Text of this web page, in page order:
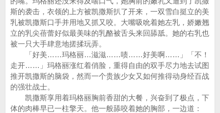
斯的袭击，衣领的上方被凯撒斯扒了开来，一双雪白挺立的美
乳被凯撒斯口手并用地又抓又咬。大嘴吸吮着她左乳，娇嫩翘
立的乳尖蓓蕾好似最美味的乳酪被舌头来回舔舐。她的右乳也
被一只大手肆意地搓揉玩弄。
「好美……玛格丽…滋滋……啧……好美啊……」「不！
走开……」玛格丽涨红着俏脸，重得自由的双手尽力地去试图
推开凯撒斯的脑袋，然而一个贵族少女又如何推得动身经百战
的强壮战士。
凯撒斯享用着玛格丽胸前香甜的大餐，兴奋到了极点，下
体的肉棒早已一柱擎天。他一般舔咬着她的胸部，一边道：